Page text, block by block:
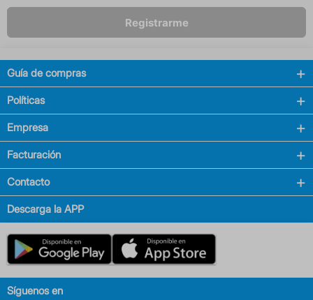
Registrarme
Guía de compras
Políticas
Empresa
Facturación
Contacto
Descarga la APP
Síguenos en